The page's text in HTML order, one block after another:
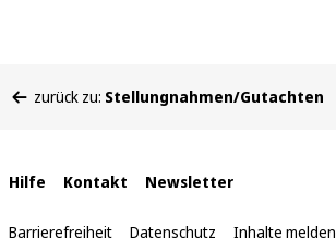
befinden
zurück zu: Stellungnahmen/Gutachten
Interne
Links
Hilfe Kontakt Newsletter
Barrierefreiheit Datenschutz Inhalte melden